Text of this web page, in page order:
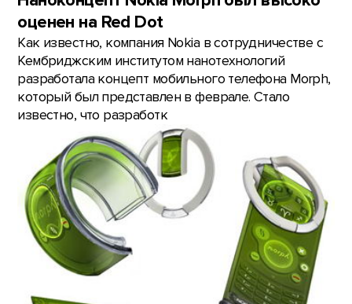
оценен на Red Dot
Как известно, компания Nokia в сотрудничестве с
Кембриджским институтом нанотехнологий
разработала концепт мобильного телефона Morph,
который был представлен в феврале. Стало
известно, что разработк